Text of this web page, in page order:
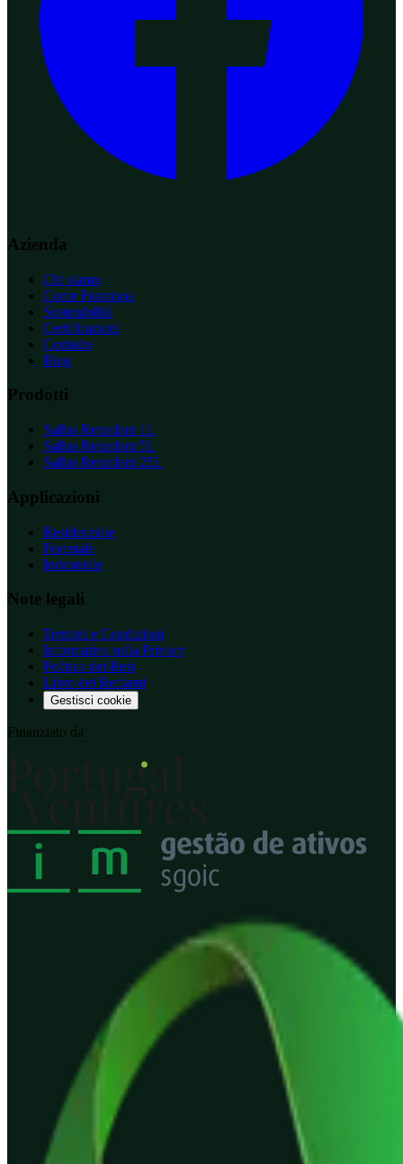
Azienda
Chi siamo
Come Funziona
Sostenibilità
Certificazioni
Contatto
Blog
Prodotti
Sallus Retardant 1L
Sallus Retardant 5L
Sallus Retardant 25L
Applicazioni
Residenziale
Forestale
Industriale
Note legali
Termini e Condizioni
Informativa sulla Privacy
Politica dei Resi
Libro dei Reclami
Gestisci cookie
Finanziato da